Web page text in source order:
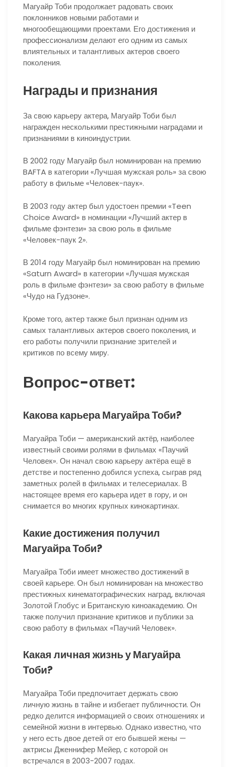
Магуайр Тоби продолжает радовать своих
поклонников новыми работами и
многообещающими проектами. Его достижения и
профессионализм делают его одним из самых
влиятельных и талантливых актеров своего
поколения.
Награды и признания
За свою карьеру актера, Магуайр Тоби был
награжден несколькими престижными наградами и
признаниями в киноиндустрии.
В 2002 году Магуайр был номинирован на премию
BAFTA в категории «Лучшая мужская роль» за свою
работу в фильме «Человек-паук».
В 2003 году актер был удостоен премии «Teen
Choice Award» в номинации «Лучший актер в
фильме фэнтези» за свою роль в фильме
«Человек-паук 2».
В 2014 году Магуайр был номинирован на премию
«Saturn Award» в категории «Лучшая мужская
роль в фильме фэнтези» за свою работу в фильме
«Чудо на Гудзоне».
Кроме того, актер также был признан одним из
самых талантливых актеров своего поколения, и
его работы получили признание зрителей и
критиков по всему миру.
Вопрос-ответ:
Какова карьера Магуайра Тоби?
Магуайра Тоби — американский актёр, наиболее
известный своими ролями в фильмах «Паучий
Человек». Он начал свою карьеру актёра ещё в
детстве и постепенно добился успеха, сыграв ряд
заметных ролей в фильмах и телесериалах. В
настоящее время его карьера идет в гору, и он
снимается во многих крупных кинокартинах.
Какие достижения получил
Магуайра Тоби?
Магуайра Тоби имеет множество достижений в
своей карьере. Он был номинирован на множество
престижных кинематографических наград, включая
Золотой Глобус и Британскую киноакадемию. Он
также получил признание критиков и публики за
свою работу в фильмах «Паучий Человек».
Какая личная жизнь у Магуайра
Тоби?
Магуайра Тоби предпочитает держать свою
личную жизнь в тайне и избегает публичности. Он
редко делится информацией о своих отношениях и
семейной жизни в интервью. Однако известно, что
у него есть двое детей от его бывшей жены —
актрисы Дженнифер Мейер, с которой он
встречался в 2003-2007 годах.